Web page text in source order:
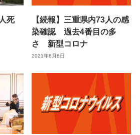
死
【続報】三重県内73人の感
染確認 過去4番目の多
さ 新型コロナ
2021年8月8日